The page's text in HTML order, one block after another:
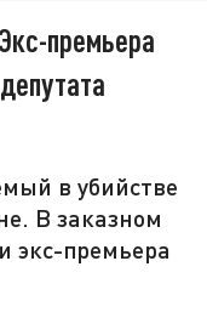
премьера
в убийстве
В заказном
экс-премьера